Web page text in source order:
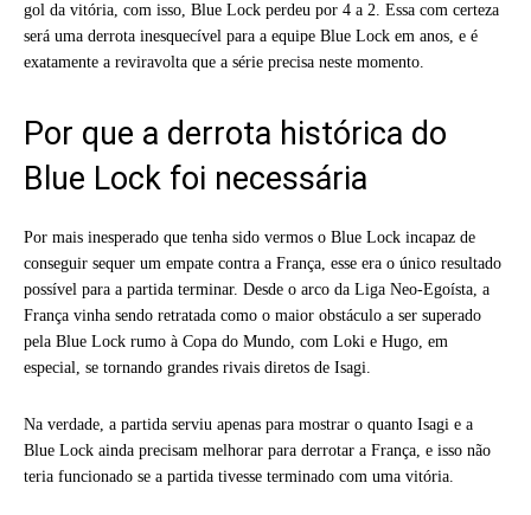
gol da vitória, com isso, Blue Lock perdeu por 4 a 2. Essa com certeza
será uma derrota inesquecível para a equipe Blue Lock em anos, e é
exatamente a reviravolta que a série precisa neste momento.
Por que a derrota histórica do
Blue Lock foi necessária
Por mais inesperado que tenha sido vermos o Blue Lock incapaz de
conseguir sequer um empate contra a França, esse era o único resultado
possível para a partida terminar. Desde o arco da Liga Neo-Egoísta, a
França vinha sendo retratada como o maior obstáculo a ser superado
pela Blue Lock rumo à Copa do Mundo, com Loki e Hugo, em
especial, se tornando grandes rivais diretos de Isagi.
Na verdade, a partida serviu apenas para mostrar o quanto Isagi e a
Blue Lock ainda precisam melhorar para derrotar a França, e isso não
teria funcionado se a partida tivesse terminado com uma vitória.